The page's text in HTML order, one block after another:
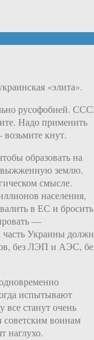
«элита».
русофобией.
Надо применить
кнут.
образовать на
землю.
смысле.
населения,
в ЕС и бросить
—
часть Украины
без ЛЭП и АЭС,
испытывают
все станут очень
воинам
наглухо.